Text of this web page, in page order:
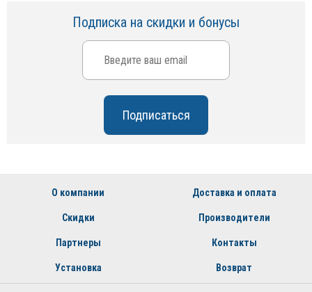
Подписка на скидки и бонусы
О компании Доставка и оплата
Скидки Производители
Партнеры Контакты
Установка Возврат